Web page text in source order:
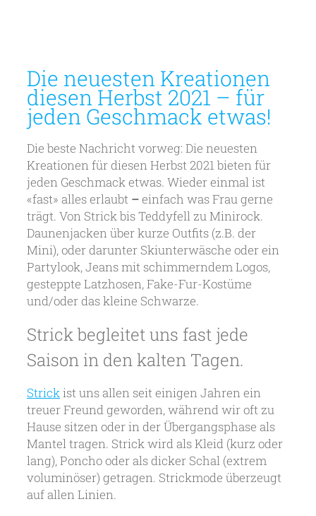
Die neuesten Kreationen
diesen Herbst 2021 – für
jeden Geschmack etwas!
Die beste Nachricht vorweg: Die neuesten
Kreationen für diesen Herbst 2021 bieten für
jeden Geschmack etwas. Wieder einmal ist
«fast» alles erlaubt –einfach was Frau gerne
trägt. Von Strick bis Teddyfell zu Minirock.
Daunenjacken über kurze Outfits (z.B. der
Mini), oder darunter Skiunterwäsche oder ein
Partylook, Jeans mit schimmerndem Logos,
gesteppte Latzhosen, Fake-Fur-Kostüme
und/oder das kleine Schwarze.
Strick begleitet uns fast jede
Saison in den kalten Tagen.
Strickist uns allen seit einigen Jahren ein
treuer Freund geworden, während wir oft zu
Hause sitzen oder in der Übergangsphase als
Mantel tragen. Strick wird als Kleid (kurz oder
lang), Poncho oder als dicker Schal (extrem
voluminöser) getragen. Strickmode überzeugt
auf allen Linien.